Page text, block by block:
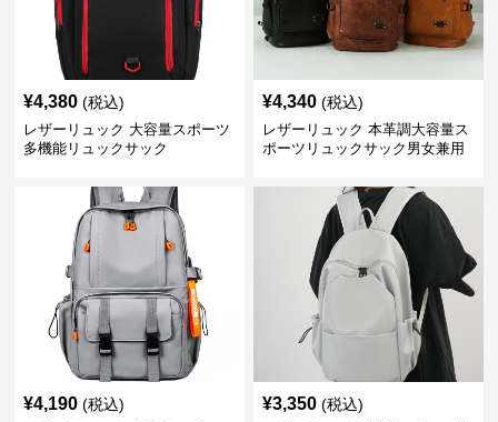
¥4,380 (税込)
レザーリュック 大容量スポーツ
多機能リュックサック
¥4,340 (税込)
レザーリュック 本革調大容量ス
ポーツリュックサック男女兼用
¥4,190 (税込) ¥3,350 (税込)